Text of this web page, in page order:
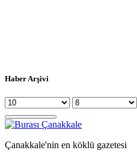
Haber Arşivi
Çanakkale'nin en köklü gazetesi